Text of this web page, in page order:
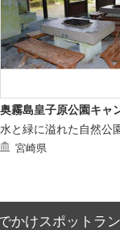
奥霧島皇子原公園キャ
水と緑に溢れた自然公
宮崎県
かけスポットラ